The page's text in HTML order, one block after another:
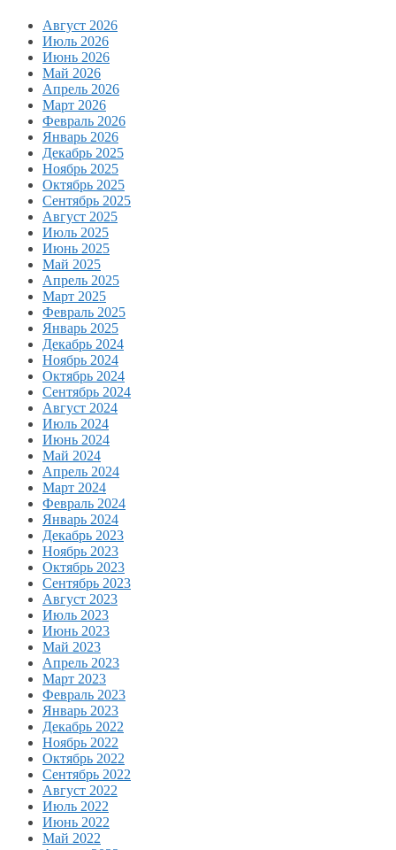
Август 2026
Июль 2026
Июнь 2026
Май 2026
Апрель 2026
Март 2026
Февраль 2026
Январь 2026
Декабрь 2025
Ноябрь 2025
Октябрь 2025
Сентябрь 2025
Август 2025
Июль 2025
Июнь 2025
Май 2025
Апрель 2025
Март 2025
Февраль 2025
Январь 2025
Декабрь 2024
Ноябрь 2024
Октябрь 2024
Сентябрь 2024
Август 2024
Июль 2024
Июнь 2024
Май 2024
Апрель 2024
Март 2024
Февраль 2024
Январь 2024
Декабрь 2023
Ноябрь 2023
Октябрь 2023
Сентябрь 2023
Август 2023
Июль 2023
Июнь 2023
Май 2023
Апрель 2023
Март 2023
Февраль 2023
Январь 2023
Декабрь 2022
Ноябрь 2022
Октябрь 2022
Сентябрь 2022
Август 2022
Июль 2022
Июнь 2022
Май 2022